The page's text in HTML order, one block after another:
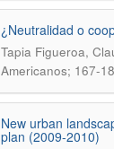
¿Neutralidad o
Tapia Figueroa,
Americanos; 167-
New urban
plan (2009-2010)